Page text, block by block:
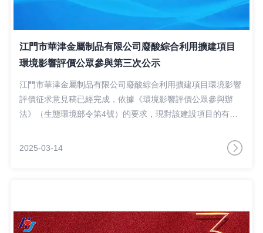
江門市華津金屬制品有限公司廢酸綜合利用擴建項目
環境影響評價公眾參與第三次公示
江門市華津金屬制品有限公司廢酸綜合利用擴建項目環境影響
評價征求意見稿已經完成，依據《環境影響評價公眾參與辦
法》（生態環境部令第4號）的要求，現對該建設項目的有關
2025-03-14